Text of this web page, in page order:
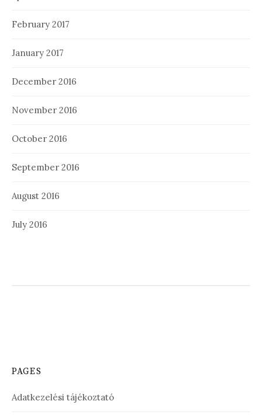
February 2017
January 2017
December 2016
November 2016
October 2016
September 2016
August 2016
July 2016
PAGES
Adatkezelési tájékoztató